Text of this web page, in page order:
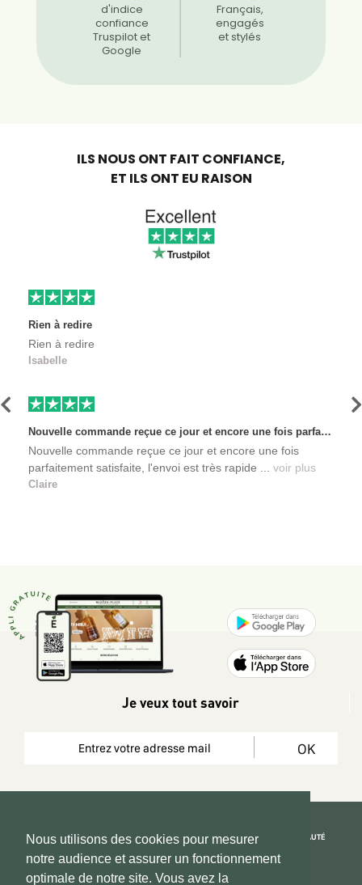
Nous utilisons des cookies pour mesurer
notre audience et assurer un fonctionnement
optimale de notre site. Vous avez la
d'indice
confiance
Truspilot et
Google
Français,
engagés
et stylés
ILS NOUS ONT FAIT CONFIANCE,
ET ILS ONT EU RAISON
Rien à redire
Rien à redire
Isabelle
Nouvelle commande reçue ce jour et encore une fois parfaitement satisfaite, l'envoi est très rapide et les produits sont toujours conditionnés de manière personnalisés. L'avantage de commander auprès de créateurs indépendants.
Nouvelle commande reçue ce jour et encore une fois
parfaitement satisfaite, l'envoi est très rapide ... voir plus
Claire
Précédent
Je veux tout savoir
OK
Copyright 2026 © www.hadeen-place.fr
REJOIGNEZ LA COMMUNAUTÉ